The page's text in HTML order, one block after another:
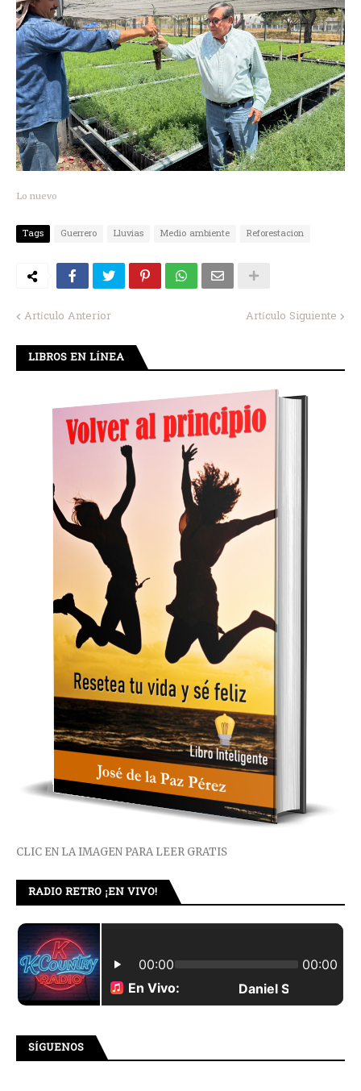
Lo nuevo
Tags Guerrero Lluvias Medio ambiente Reforestacion
Artículo Anterior Artículo Siguiente
LIBROS EN LÍNEA
CLIC EN LA IMAGEN PARA LEER GRATIS
RADIO RETRO ¡EN VIVO!
SÍGUENOS